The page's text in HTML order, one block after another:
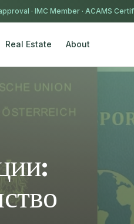
· IMC Member · ACAMS
Real Estate About